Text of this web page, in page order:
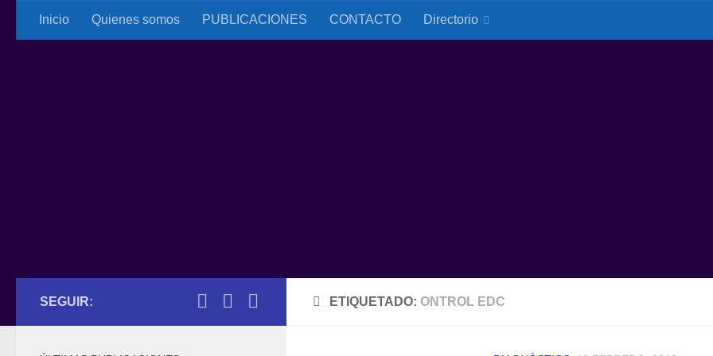
Saltar al contenido
Inicio Quienes somos PUBLICACIONES CONTACTO Directorio
ETIQUETADO: ONTROL EDC
SEGUIR: